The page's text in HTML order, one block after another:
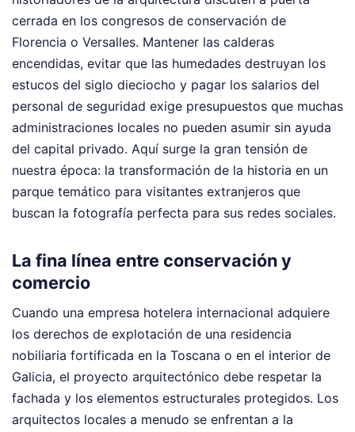
cerrada en los congresos de conservación de
Florencia o Versalles. Mantener las calderas
encendidas, evitar que las humedades destruyan los
estucos del siglo dieciocho y pagar los salarios del
personal de seguridad exige presupuestos que muchas
administraciones locales no pueden asumir sin ayuda
del capital privado. Aquí surge la gran tensión de
nuestra época: la transformación de la historia en un
parque temático para visitantes extranjeros que
buscan la fotografía perfecta para sus redes sociales.
La fina línea entre conservación y
comercio
Cuando una empresa hotelera internacional adquiere
los derechos de explotación de una residencia
nobiliaria fortificada en la Toscana o en el interior de
Galicia, el proyecto arquitectónico debe respetar la
fachada y los elementos estructurales protegidos. Los
arquitectos locales a menudo se enfrentan a la